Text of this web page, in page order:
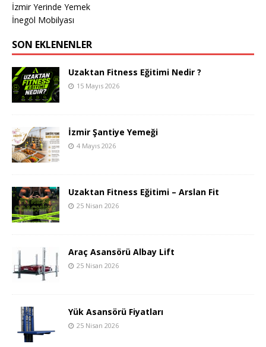
İzmir Yerinde Yemek
İnegöl Mobilyası
SON EKLENENLER
Uzaktan Fitness Eğitimi Nedir ?
15 Mayıs 2026
İzmir Şantiye Yemeği
4 Mayıs 2026
Uzaktan Fitness Eğitimi – Arslan Fit
25 Nisan 2026
Araç Asansörü Albay Lift
25 Nisan 2026
Yük Asansörü Fiyatları
25 Nisan 2026